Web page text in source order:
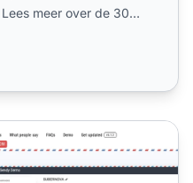
meer over de 30%